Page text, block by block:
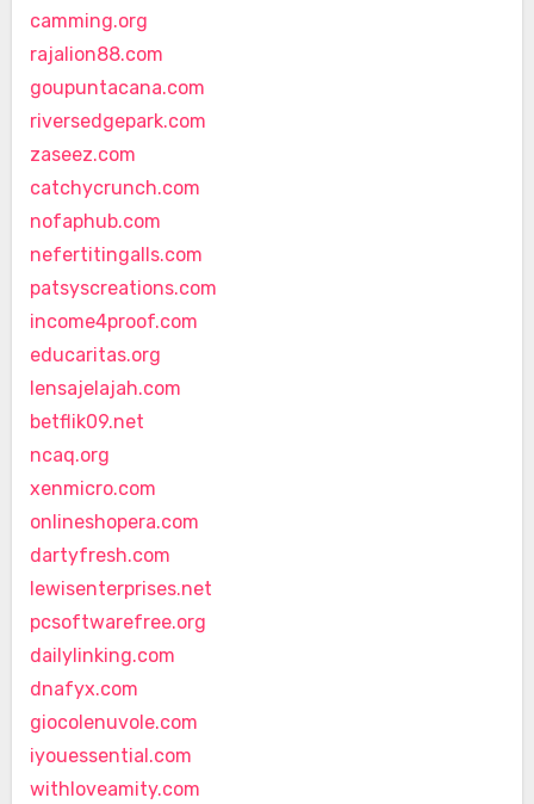
camming.org
rajalion88.com
goupuntacana.com
riversedgepark.com
zaseez.com
catchycrunch.com
nofaphub.com
nefertitingalls.com
patsyscreations.com
income4proof.com
educaritas.org
lensajelajah.com
betflik09.net
ncaq.org
xenmicro.com
onlineshopera.com
dartyfresh.com
lewisenterprises.net
pcsoftwarefree.org
dailylinking.com
dnafyx.com
giocolenuvole.com
iyouessential.com
withloveamity.com